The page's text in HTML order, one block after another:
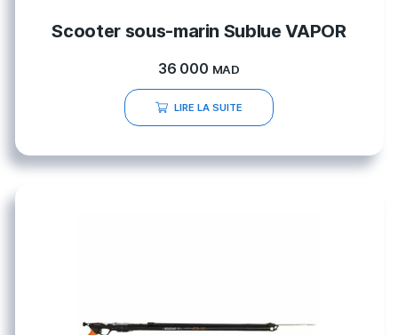
Scooter sous-marin Sublue VAPOR
36 000 MAD
LIRE LA SUITE